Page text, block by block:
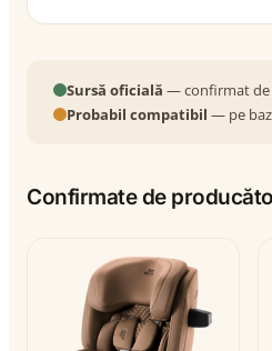
Sursă oficială — confirmat
Probabil compatibil — pe
Confirmate de